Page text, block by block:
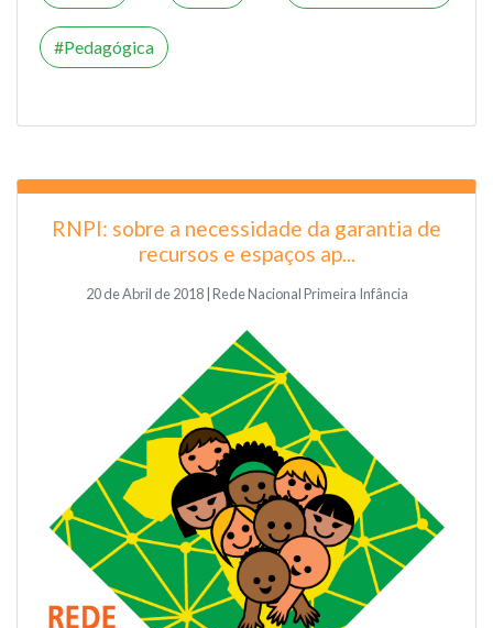
Pedagógica
RNPI: sobre a necessidade da garantia de
recursos e espaços ap...
20 de Abril de 2018 | Rede Nacional Primeira Infância